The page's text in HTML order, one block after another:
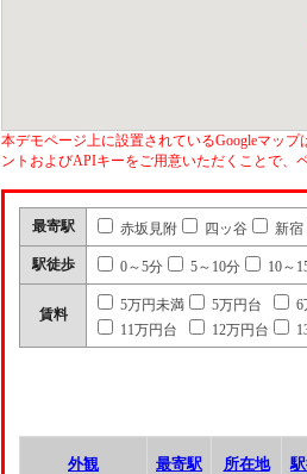
本デモページ上に設置されているGoogleマッ
ントおよびAPIキーをご用意いただくことで、
最寄駅 赤坂見附 四ッ谷 新宿
駅徒歩 0～5分 5～10分 10～
賃料
5万円未満 5万円台 6
11万円台
12万円台
外観 最寄駅 所在地